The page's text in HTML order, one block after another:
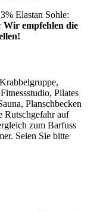
Elastan Sohle:
Wir empfehlen die
Pilates
Planschbecken
Rutschgefahr auf
zum Barfuss
Seien Sie bitte